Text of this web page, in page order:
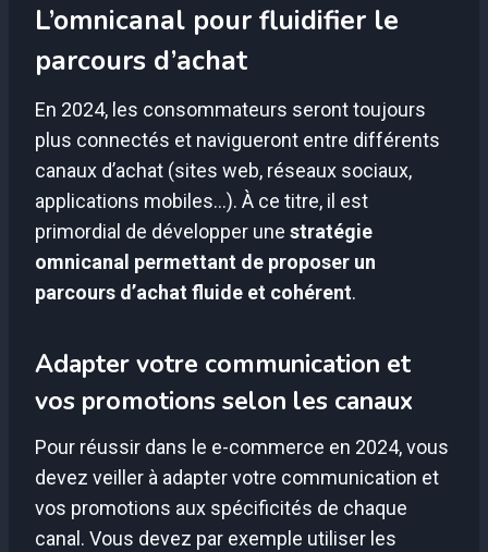
L’omnicanal pour fluidifier le
parcours d’achat
En 2024, les consommateurs seront toujours
plus connectés et navigueront entre différents
canaux d’achat (sites web, réseaux sociaux,
applications mobiles…). À ce titre, il est
primordial de développer une stratégie
omnicanal permettant de proposer un
parcours d’achat fluide et cohérent.
Adapter votre communication et
vos promotions selon les canaux
Pour réussir dans le e-commerce en 2024, vous
devez veiller à adapter votre communication et
vos promotions aux spécificités de chaque
canal. Vous devez par exemple utiliser les